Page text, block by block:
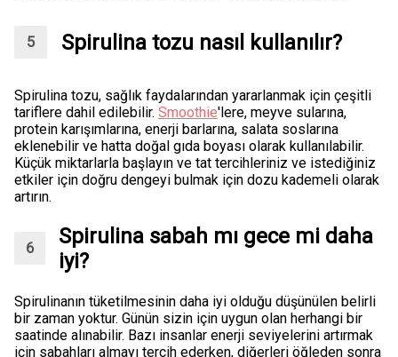
Spirulina tozu nasıl kullanılır?
Spirulina tozu, sağlık faydalarından yararlanmak için çeşitli
tariflere dahil edilebilir. Smoothie'lere, meyve sularına,
protein karışımlarına, enerji barlarına, salata soslarına
eklenebilir ve hatta doğal gıda boyası olarak kullanılabilir.
Küçük miktarlarla başlayın ve tat tercihleriniz ve istediğiniz
etkiler için doğru dengeyi bulmak için dozu kademeli olarak
artırın.
Spirulina sabah mı gece mi daha
iyi?
Spirulinanın tüketilmesinin daha iyi olduğu düşünülen belirli
bir zaman yoktur. Günün sizin için uygun olan herhangi bir
saatinde alınabilir. Bazı insanlar enerji seviyelerini artırmak
için sabahları almayı tercih ederken, diğerleri öğleden sonra